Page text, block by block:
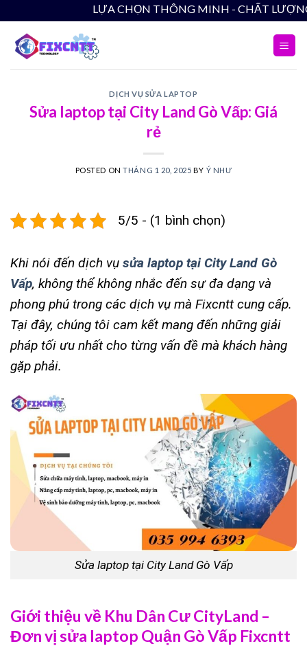
to
content
LỰA CHỌN THÔNG
DỊCH VỤ SỬA LAPTOP
Sửa laptop tại City Land Gò Vấp: Giá
rẻ
POSTED ONTHÁNG 1 20, 2025 BY Ý NHƯ
5/5 - (1 bình chọn)
Khi nói đến dịch vụ sửa laptop tại City Land Gò
Vấp, không thể không nhắc đến sự đa dạng và
phong phú trong các dịch vụ mà Fixcntt cung cấp.
Tại đây, chúng tôi cam kết mang đến những giải
pháp tối ưu nhất cho từng vấn đề mà khách hàng
gặp phải.
Sửa laptop tại City Land Gò Vấp
Giới thiệu về Khu Dân Cư CityLand –
Đơn vị sửa laptop Quận Gò Vấp Fixcntt